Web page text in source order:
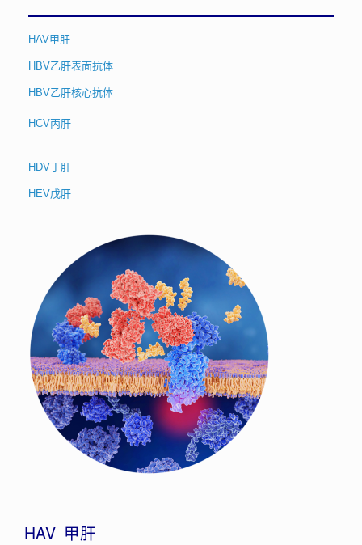
HAV甲肝
HBV乙肝表面抗体
HBV乙肝核心抗体
HCV丙肝
HDV丁肝
HEV戊肝
HAV 甲肝